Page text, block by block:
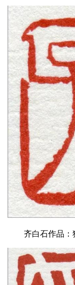
齐白石作品：